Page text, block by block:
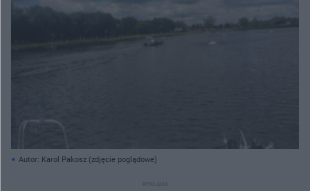
Autor: Karol Pakosz (zdjęcie poglądowe)